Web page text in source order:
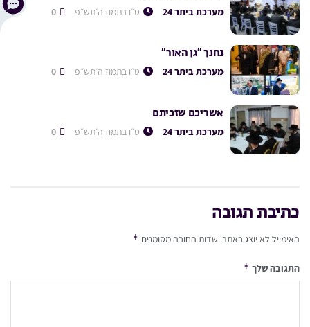
מערכת ביתר 24 ט״ו בתמוז ה׳תש״פ
נחנך “גן האור”
מערכת ביתר 24 ט״ו בתמוז ה׳תש״פ
אשריכם שזכיתם
מערכת ביתר 24 ט״ו בתמוז ה׳תש״פ
כתיבת תגובה
האימייל לא יוצג באתר. שדות החובה מסומנים *
התגובה שלך *